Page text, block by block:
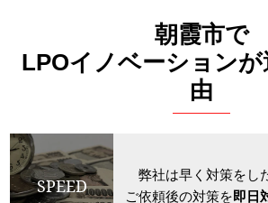
朝霞市で
LPOイノベーション
由
SPEED
弊社は早く対策をし
ご依頼後の対策を即日